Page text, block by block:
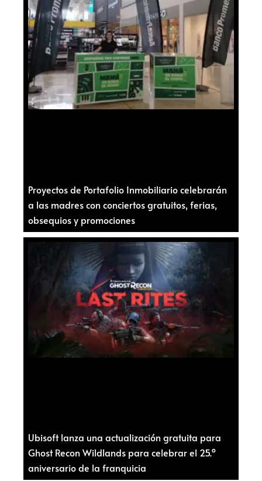
Proyectos de Portafolio Inmobiliario celebrarán
a las madres con conciertos gratuitos, ferias,
obsequios y promociones
Ubisoft lanza una actualización gratuita para
Ghost Recon Wildlands para celebrar el 25.º
aniversario de la franquicia